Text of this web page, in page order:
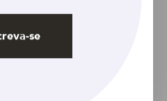
se